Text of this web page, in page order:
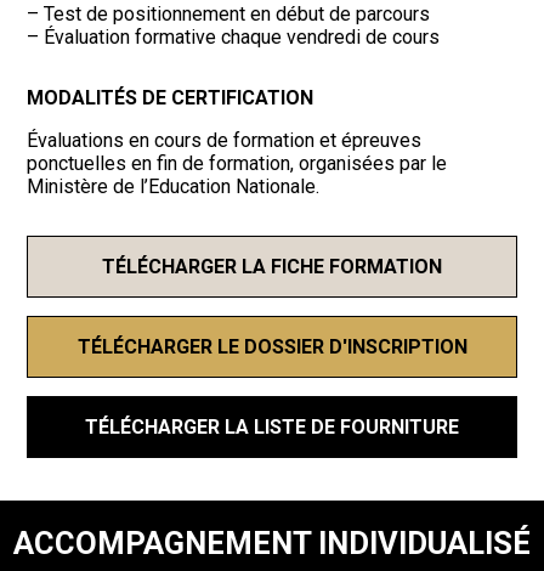
– Test de positionnement en début de parcours
– Évaluation formative chaque vendredi de cours
MODALITÉS DE CERTIFICATION
Évaluations en cours de formation et épreuves
ponctuelles en fin de formation, organisées par le
Ministère de l’Education Nationale.
TÉLÉCHARGER LA FICHE FORMATION
TÉLÉCHARGER LE DOSSIER D'INSCRIPTION
TÉLÉCHARGER LA LISTE DE FOURNITURE
ACCOMPAGNEMENT INDIVIDUALISÉ